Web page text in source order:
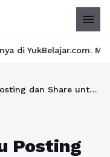
menu
Mulai
Mengelola Waktu Posting dan Share untuk Menembus FYP Lebih Cepat
Posting